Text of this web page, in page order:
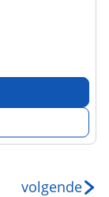
volgende